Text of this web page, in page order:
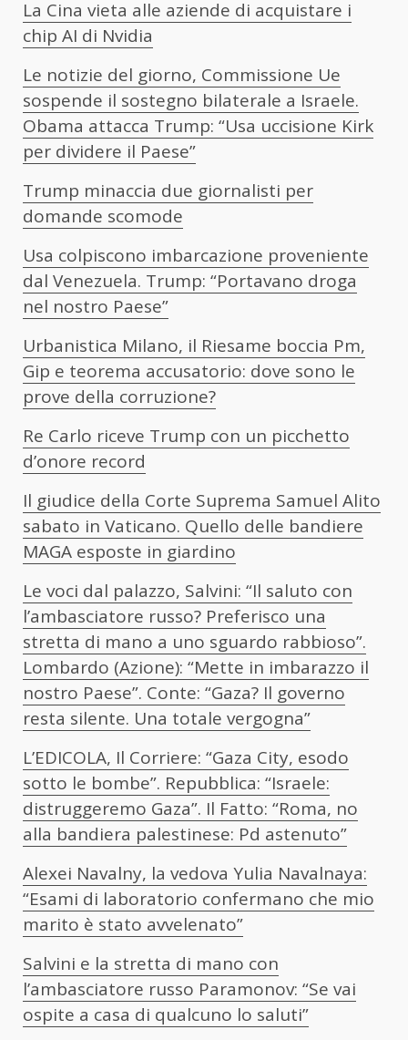
La Cina vieta alle aziende di acquistare i
chip AI di Nvidia
Le notizie del giorno, Commissione Ue
sospende il sostegno bilaterale a Israele.
Obama attacca Trump: “Usa uccisione Kirk
per dividere il Paese”
Trump minaccia due giornalisti per
domande scomode
Usa colpiscono imbarcazione proveniente
dal Venezuela. Trump: “Portavano droga
nel nostro Paese”
Urbanistica Milano, il Riesame boccia Pm,
Gip e teorema accusatorio: dove sono le
prove della corruzione?
Re Carlo riceve Trump con un picchetto
d’onore record
Il giudice della Corte Suprema Samuel Alito
sabato in Vaticano. Quello delle bandiere
MAGA esposte in giardino
Le voci dal palazzo, Salvini: “Il saluto con
l’ambasciatore russo? Preferisco una
stretta di mano a uno sguardo rabbioso”.
Lombardo (Azione): “Mette in imbarazzo il
nostro Paese”. Conte: “Gaza? Il governo
resta silente. Una totale vergogna”
L’EDICOLA, Il Corriere: “Gaza City, esodo
sotto le bombe”. Repubblica: “Israele:
distruggeremo Gaza”. Il Fatto: “Roma, no
alla bandiera palestinese: Pd astenuto”
Alexei Navalny, la vedova Yulia Navalnaya:
“Esami di laboratorio confermano che mio
marito è stato avvelenato”
Salvini e la stretta di mano con
l’ambasciatore russo Paramonov: “Se vai
ospite a casa di qualcuno lo saluti”